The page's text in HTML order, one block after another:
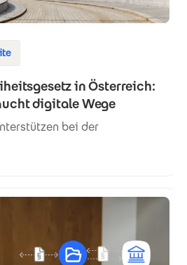
in Österreich:
digitale Wege
bei der